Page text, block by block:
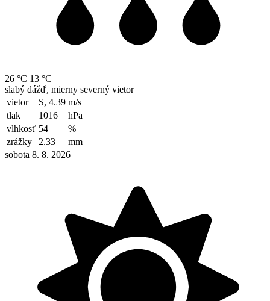
26 °C 13 °C
slabý dážď, mierny severný vietor
vietor
S, 4.39 m/s
tlak
1016
hPa
vlhkosť 54
%
zrážky
2.33
mm
sobota 8. 8. 2026